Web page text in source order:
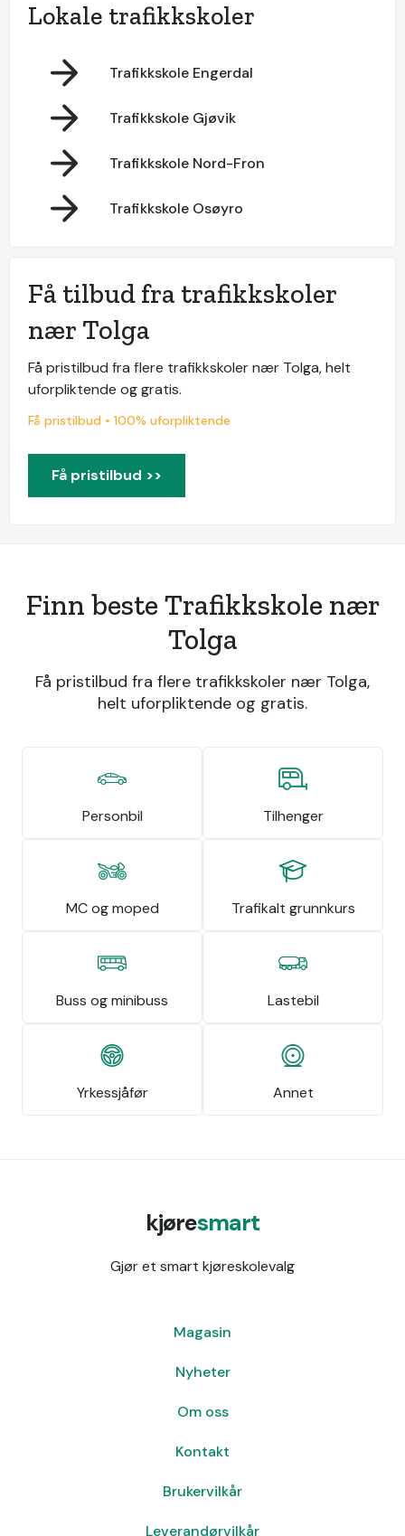
Lokale trafikkskoler
Trafikkskole Engerdal
Trafikkskole Gjøvik
Trafikkskole Nord-Fron
Trafikkskole Osøyro
Få tilbud fra trafikkskoler
nær Tolga
Få pristilbud fra flere trafikkskoler nær Tolga, helt
uforpliktende og gratis.
Få pristilbud • 100% uforpliktende
Få pristilbud >>
Finn beste Trafikkskole nær
Tolga
Få pristilbud fra flere trafikkskoler nær Tolga,
helt uforpliktende og gratis.
Personbil Tilhenger
MC og moped Trafikalt grunnkurs
Buss og minibuss Lastebil
Yrkessjåfør Annet
kjøresmart
Gjør et smart kjøreskolevalg
Magasin
Nyheter
Om oss
Kontakt
Brukervilkår
Leverandørvilkår